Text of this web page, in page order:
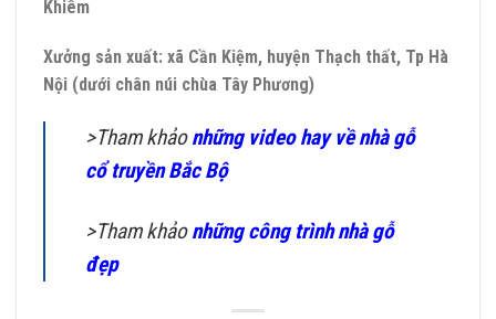
Khiêm
Xưởng sản xuất: xã Cần Kiệm, huyện Thạch thất, Tp Hà
Nội (dưới chân núi chùa Tây Phương)
>Tham khảo những video hay về nhà gỗ
cổ truyền Bắc Bộ
>Tham khảo những công trình nhà gỗ
đẹp